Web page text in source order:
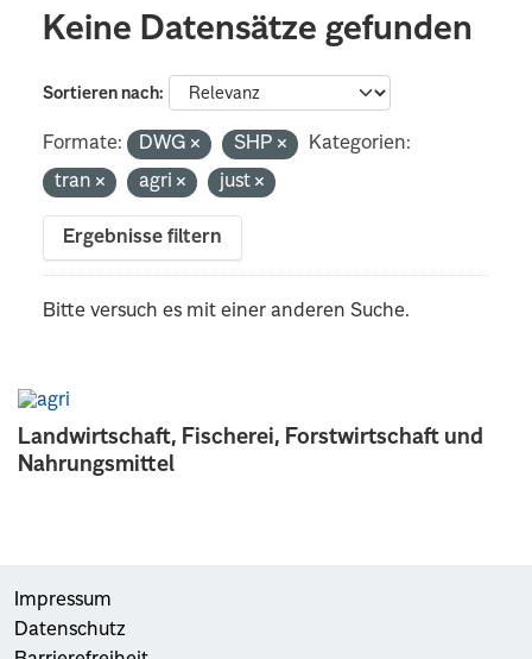
Landwirtschaft, Fischerei, Forstwirtschaft und
Nahrungsmittel
Keine Datensätze gefunden
Sortieren nach
Formate: DWG SHP
Kategorien:
tran
agri just
Ergebnisse filtern
Bitte versuch es mit einer anderen Suche.
Impressum
Datenschutz